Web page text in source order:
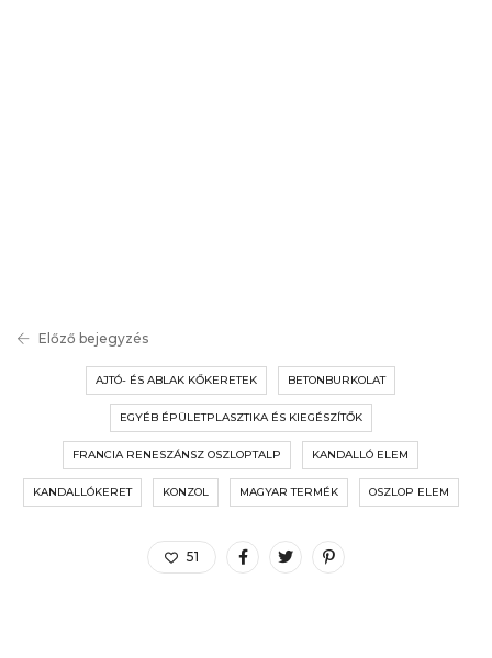
Előző bejegyzés
AJTÓ- ÉS ABLAK KŐKERETEK BETONBURKOLAT
EGYÉB ÉPÜLETPLASZTIKA ÉS KIEGÉSZÍTŐK
FRANCIA RENESZÁNSZ OSZLOPTALP KANDALLÓ ELEM
KANDALLÓKERET KONZOL MAGYAR TERMÉK OSZLOP ELEM
51